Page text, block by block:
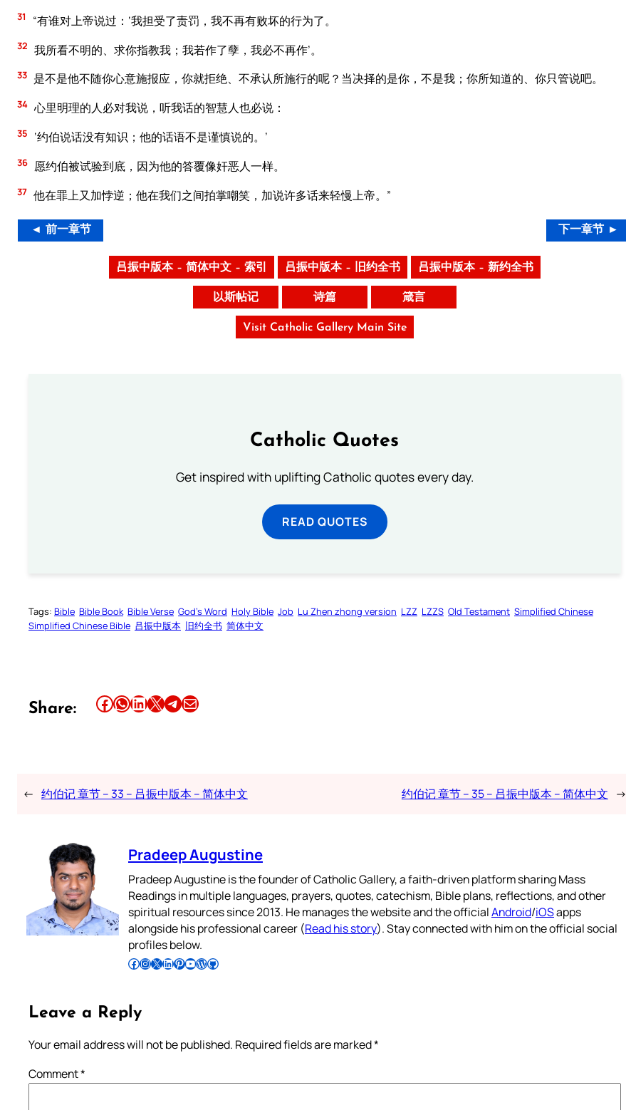
31 “有谁对上帝说过：‘我担受了责罚，我不再有败坏的行为了。
32 我所看不明的、求你指教我；我若作了孽，我必不再作’。
33 是不是他不随你心意施报应，你就拒绝、不承认所施行的呢？当决择的是你，不是我；你所知道的、你只管说吧。
34 心里明理的人必对我说，听我话的智慧人也必说：
35 ‘约伯说话没有知识；他的话语不是谨慎说的。’
36 愿约伯被试验到底，因为他的答覆像奸恶人一样。
37 他在罪上又加悖逆；他在我们之间拍掌嘲笑，加说许多话来轻慢上帝。”
◄ 前一章节 下一章节 ►
吕振中版本 – 简体中文 – 索引 吕振中版本 – 旧约全书 吕振中版本 – 新约全书
以斯帖记 诗篇 箴言
Visit Catholic Gallery Main Site
Catholic Quotes
Get inspired with uplifting Catholic quotes every day.
READ QUOTES
Tags: Bible Bible Book Bible Verse God’s Word Holy Bible Job Lu Zhen zhong version LZZ LZZS Old Testament Simplified Chinese
Simplified Chinese Bible 吕振中版本 旧约全书 简体中文
Share: Share this article on Facebook Share this article on WhatsApp Share this article on LinkedIn Share this article on X Share this article on TelegramEmail this Article
← 约伯记 章节 – 33 – 吕振中版本 – 简体中文 约伯记 章节 – 35 – 吕振中版本 – 简体中文 →
Pradeep Augustine
Pradeep Augustine is the founder of Catholic Gallery, a faith-driven platform sharing Mass
Readings in multiple languages, prayers, quotes, catechism, Bible plans, reflections, and other
spiritual resources since 2013. He manages the website and the officialAndroid/iOSapps
alongside his professional career (Read his story). Stay connected with him on the official social
profiles below.
Follow Pradeep on Facebook Follow Pradeep on InstagramFollow Pradeep on X Follow Pradeep on LinkedIn Follow Pradeep on Pinterest Subscribe to Pradeep’s Youtube Channel Follow Pradeep on WordPress Follow Pradeep on GitHub
Leave a Reply
Your email address will not be published. Required fields are marked*
Comment*